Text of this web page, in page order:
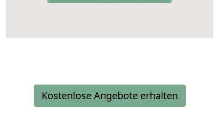
Kostenlose Angebote erhalten